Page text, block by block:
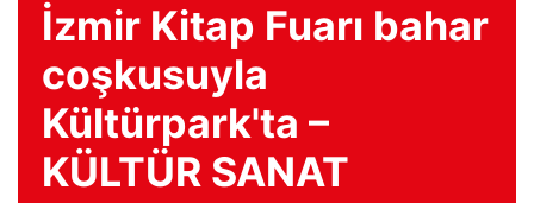
İzmir Kitap Fuarı bahar
coşkusuyla
Kültürpark'ta –
KÜLTÜR SANAT